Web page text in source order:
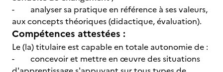
- analyser sa pratique en référence à ses valeurs,
aux concepts théoriques (didactique, évaluation).
Compétences attestées :
Le (la) titulaire est capable en totale autonomie de :
- concevoir et mettre en œuvre des situations